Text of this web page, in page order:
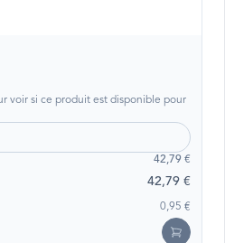
voir si ce produit est disponible pour
42,79 €
42,79 €
0,95 €